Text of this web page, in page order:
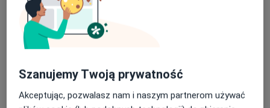
Konsultacja chirurgiczna
275 zł Szczegóły
Konsultacja online
Szczegóły
Szanujemy Twoją prywatność
Akceptując, pozwalasz nam i naszym partnerom używać